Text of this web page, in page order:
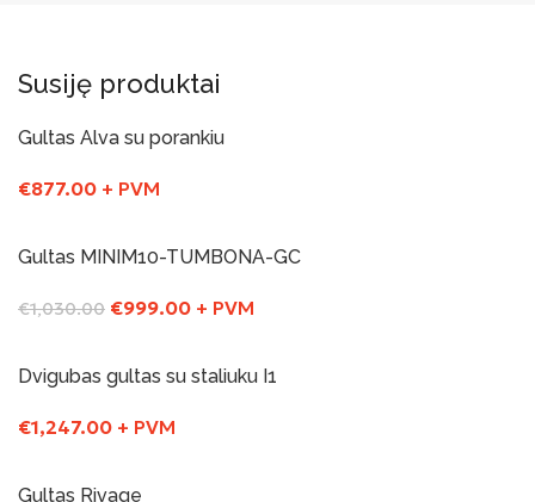
Susiję produktai
Gultas Alva su porankiu
€877.00 + PVM
-3%
Gultas MINIM10-TUMBONA-GC
€1,030.00 €999.00 + PVM
Dvigubas gultas su staliuku I1
€1,247.00 + PVM
Gultas Rivage